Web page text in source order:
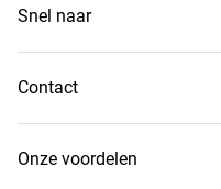
Snel naar
Contact
Onze voordelen